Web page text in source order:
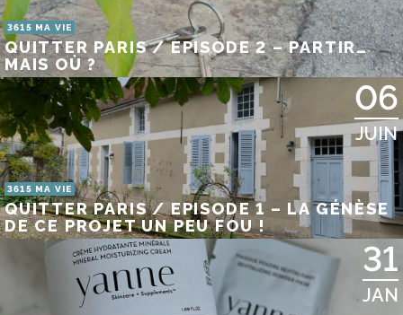
3615 MA VIE
QUITTER PARIS / EPISODE 2 – PARTIR…
MAIS OÙ ?
06
JUIN
3615 MA VIE
QUITTER PARIS / EPISODE 1 – LA GÉNÈSE
DE CE PROJET UN PEU FOU !
31
JAN